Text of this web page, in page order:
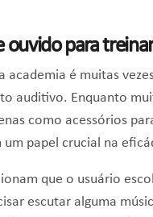
ouvido para
é muitas
auditivo. Enquanto
como acessórios
papel crucial na
que o usuário
escutar alguma